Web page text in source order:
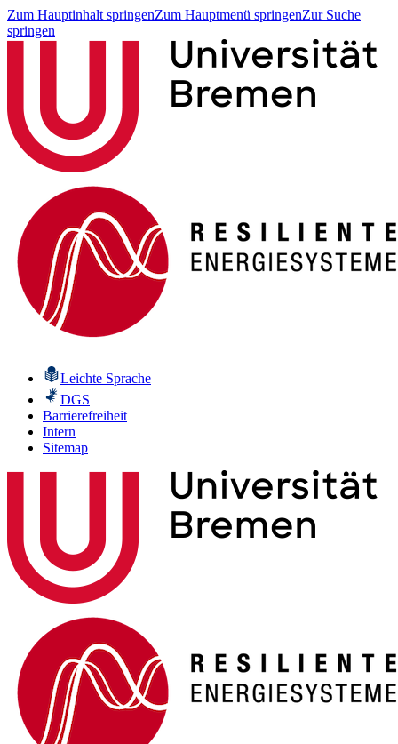
Zum Hauptinhalt springenZum Hauptmenü springenZur Suche
springen
Leichte Sprache
DGS
Barrierefreiheit
Intern
Sitemap